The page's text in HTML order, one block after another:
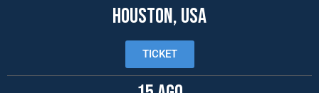
HOUSTON, USA
TICKET